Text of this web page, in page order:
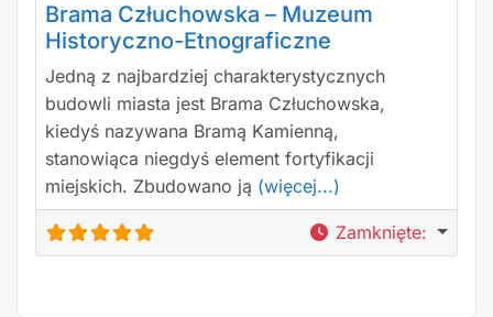
Brama Człuchowska – Muzeum
Historyczno-Etnograficzne
Jedną z najbardziej charakterystycznych
budowli miasta jest Brama Człuchowska,
kiedyś nazywana Bramą Kamienną,
stanowiąca niegdyś element fortyfikacji
miejskich. Zbudowano ją (więcej...)
Zamknięte: